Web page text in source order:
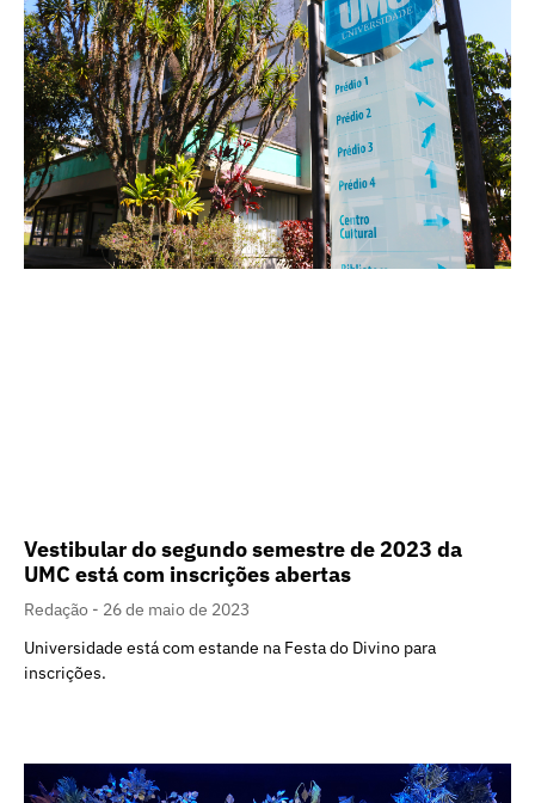
Vestibular do segundo semestre de 2023 da
UMC está com inscrições abertas
Redação
26 de maio de 2023
Universidade está com estande na Festa do Divino para
inscrições.